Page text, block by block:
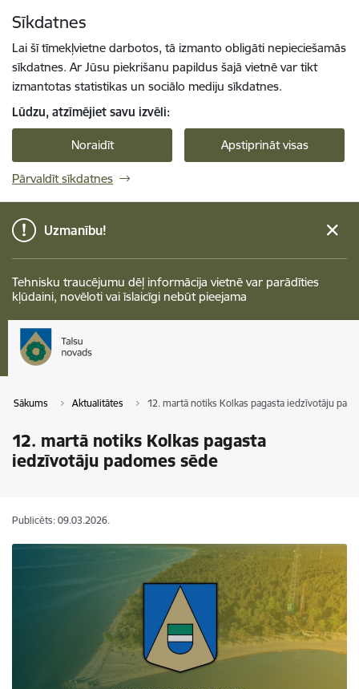
Sīkdatnes
Lai šī tīmekļvietne darbotos, tā izmanto obligāti nepieciešamās
sīkdatnes. Ar Jūsu piekrišanu papildus šajā vietnē var tikt
izmantotas statistikas un sociālo mediju sīkdatnes.
Lūdzu, atzīmējiet savu izvēli:
Noraidīt Apstiprināt visas
Pārvaldīt sīkdatnes
Uzmanību!
Tehnisku traucējumu dēļ informācija vietnē var parādīties
kļūdaini, novēloti vai īslaicīgi nebūt pieejama
Sākums Aktualitātes 12. martā notiks Kolkas pagasta iedzīvotāju
12. martā notiks Kolkas pagasta
iedzīvotāju padomes sēde
Publicēts: 09.03.2026.